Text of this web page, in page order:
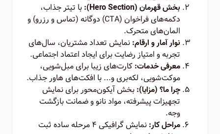
بخش قهرمان (Hero Section):
با تیتر جذاب،
دکمه‌های فراخوان (CTA) دوگانه (تماس و رزرو) و
المان‌های متحرک.
نوار آمار و ارقام:نمایش تعداد مشتریان، سال‌های
تجربه و امتیاز رضایت برای ایجاد اعتماد اجتماعی.
معرفی خدمات:کارت‌های زیبا برای مبل‌شویی،
موکت‌شویی، لکه‌بری و... با افکت‌های هاور جذاب.
چرا ما؟ (مزایا):بخش آیکون‌محور برای نمایش
تجهیزات پیشرفته، مواد نانو و ضمانت بازگشت
وجه.
مراحل کار:
نمایش گرافیکی ۴ مرحله ساده ثبت